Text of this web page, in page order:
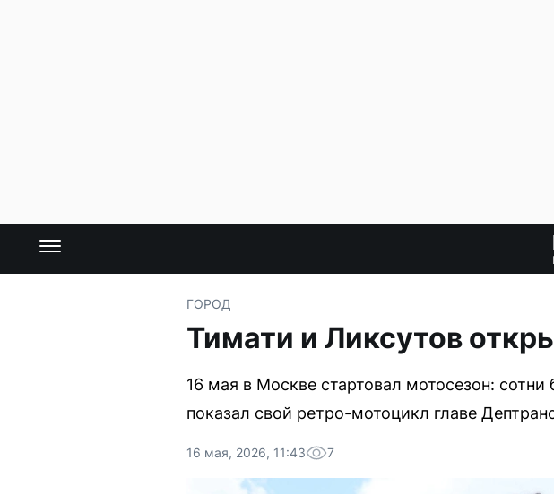
ГОРОД
Тимати и Ликсутов
16 мая в Москве стартовал мотосезон:
показал свой ретро-мотоцикл главе
16 мая, 2026, 11:43 7